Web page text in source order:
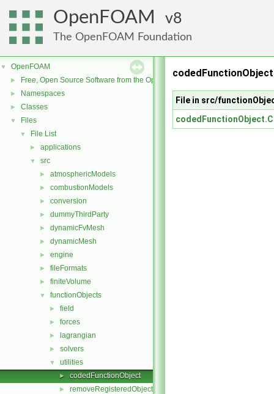
OpenFOAM 8
The OpenFOAM Foundation
▼ OpenFOAM
► Free, Open Source Software from the OpenFOAM Foundation
► Namespaces
► Classes
▼ Files
▼ File List
► applications
▼ src
► atmosphericModels
► combustionModels
► conversion
► dummyThirdParty
► dynamicFvMesh
► dynamicMesh
► engine
► fileFormats
► finiteVolume
▼ functionObjects
► field
► forces
► lagrangian
► solvers
▼ utilities
► codedFunctionObject
► removeRegisteredObject
File in src/
codedFunctionObject.C